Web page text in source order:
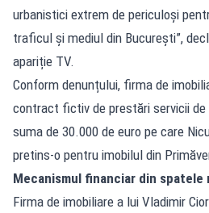
urbanistici extrem de periculoși
traficul și mediul din București”,
apariție TV.
Conform denunțului, firma de
contract fictiv de prestări servicii de
suma de 30.000 de euro pe care
pretins-o pentru imobilul din
Mecanismul financiar din spatele
Firma de imobiliare a lui Vladimir